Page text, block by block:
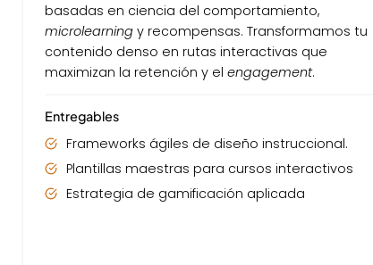
basadas en ciencia del comportamiento,
microlearning y recompensas. Transformamos tu
contenido denso en rutas interactivas que
maximizan la retención y el engagement.
Entregables
Frameworks ágiles de diseño instruccional.
Plantillas maestras para cursos interactivos
Estrategia de gamificación aplicada